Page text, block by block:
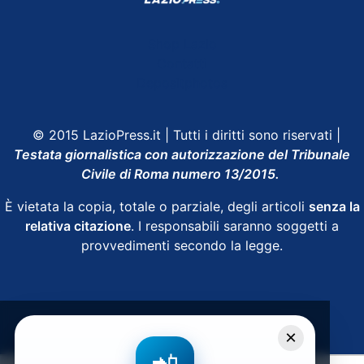
© 2015 LazioPress.it | Tutti i diritti sono riservati |
Testata giornalistica con autorizzazione del Tribunale
Civile di Roma numero 13/2015.
È vietata la copia, totale o parziale, degli articoli senza la
relativa citazione. I responsabili saranno soggetti a
provvedimenti secondo la legge.
×